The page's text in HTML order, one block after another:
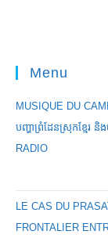
Menu
MUSIQUE DU
បញ្ហាព្រំដែនស្រុកខ្មែរ និ
RADIO
LE CAS DU
FRONTALIER